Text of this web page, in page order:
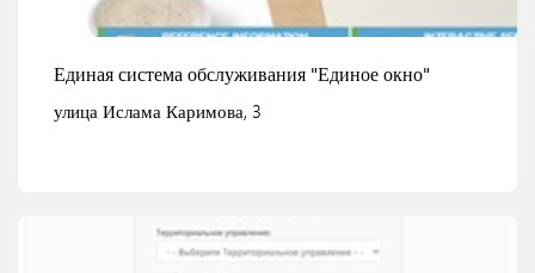
Единая система обслуживания "Единое окно"
улица Ислама Каримова, 3